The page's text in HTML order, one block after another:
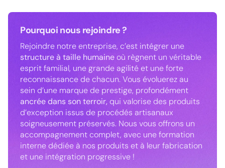
Pourquoi nous rejoindre ?
Rejoindre notre entreprise, c’est intégrer une
structure à taille humaineoù règnent un véritable
esprit familial, une grande agilité et une forte
reconnaissance de chacun. Vous évoluerez au
sein d’une marque de prestige, profondément
ancrée dans son terroir,qui valorise des produits
d’exception issus de procédés artisanaux
soigneusement préservés. Nous vous offrons un
accompagnement complet, avec une formation
interne dédiée à nos produits et à leur fabrication
et une intégration progressive !